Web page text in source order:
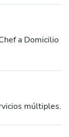
a Domicilio
múltiples.